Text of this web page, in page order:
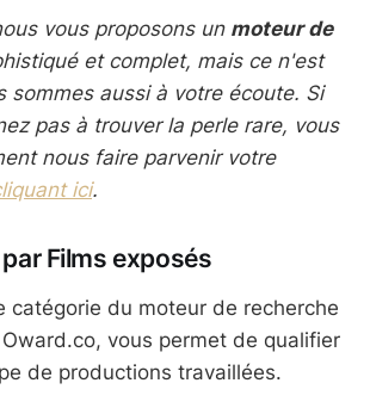
vous proposons un moteur de
et complet, mais ce n'est
sommes aussi à votre écoute. Si
pas à trouver la perle rare, vous
nous faire parvenir votre
ici.
Films exposés
catégorie du moteur de recherche
vous permet de qualifier
de productions travaillées.